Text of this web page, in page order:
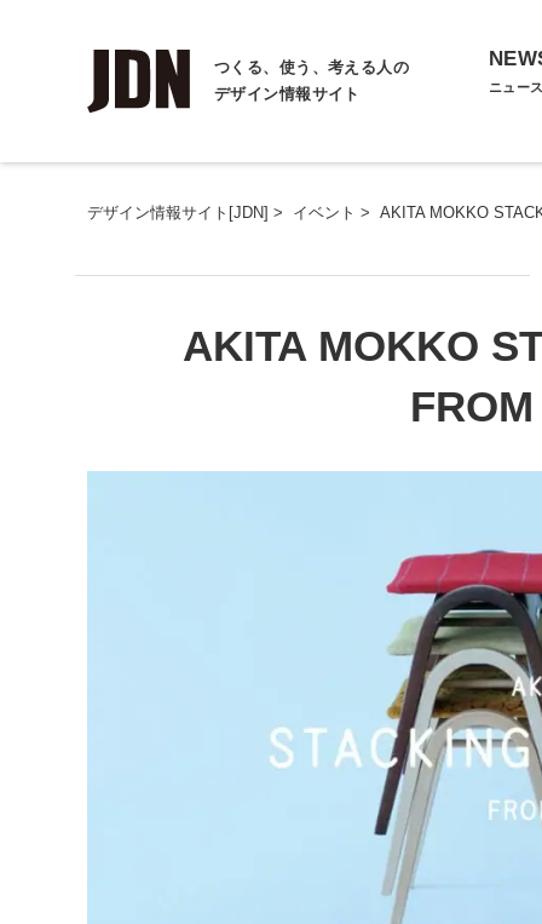
つくる、使う、考える人の
デザイン情報サイト
ニュース
デザイン情報サイト[JDN] > イベント > AKITA MOKKO
AKITA MOKKO